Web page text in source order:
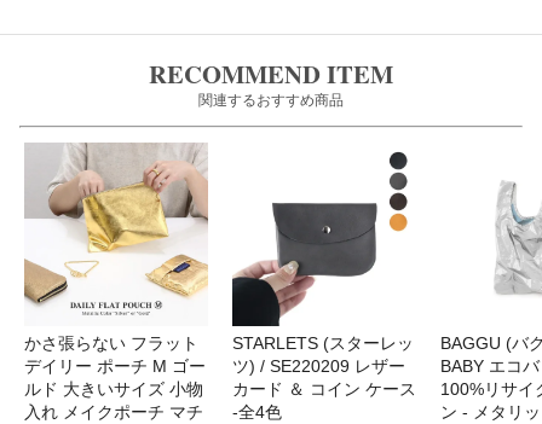
RECOMMEND ITEM
関連するおすすめ商品
かさ張らない フラット
デイリー ポーチ M ゴー
ルド 大きいサイズ 小物
入れ メイクポーチ マチ
STARLETS (スターレッ
ツ) / SE220209 レザー
カード ＆ コイン ケース
-全4色
BAGGU (バ
BABY エコ
100%リサイ
ン - メタリ